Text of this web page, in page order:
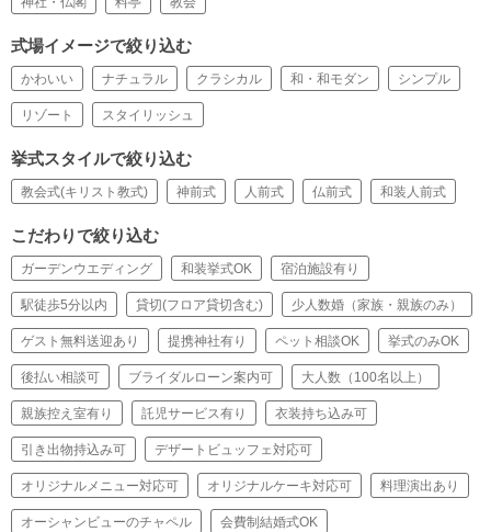
式場イメージで絞り込む
かわいい ナチュラル クラシカル 和・和モダン シンプル
リゾート スタイリッシュ
挙式スタイルで絞り込む
教会式(キリスト教式) 神前式 人前式 仏前式 和装人前式
こだわりで絞り込む
ガーデンウエディング 和装挙式OK 宿泊施設有り
駅徒歩5分以内 貸切(フロア貸切含む) 少人数婚（家族・親族のみ）
ゲスト無料送迎あり 提携神社有り ペット相談OK 挙式のみOK
後払い相談可 ブライダルローン案内可 大人数（100名以上）
親族控え室有り 託児サービス有り 衣装持ち込み可
引き出物持込み可 デザートビュッフェ対応可
オリジナルメニュー対応可 オリジナルケーキ対応可 料理演出あり
オーシャンビューのチャペル 会費制結婚式OK